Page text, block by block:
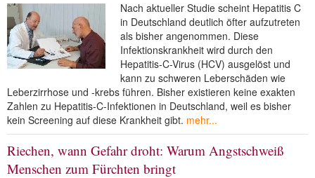
Gesundheit
Jobs & Karriere
NEUER BEITRAG
Nach aktueller Studie scheint Hepatitis C
in Deutschland deutlich öfter aufzutreten
als bisher angenommen. Diese
Infektionskrankheit wird durch den
Hepatitis-C-Virus (HCV) ausgelöst und
kann zu schweren Leberschäden wie
Leberzirrhose und -krebs führen. Bisher existieren keine exakten
Zahlen zu Hepatitis-C-Infektionen in Deutschland, weil es bisher
kein Screening auf diese Krankheit gibt. mehr...
Riechen, wann Gefahr droht: Warum Angstschweiß
Menschen zum Fürchten bringt